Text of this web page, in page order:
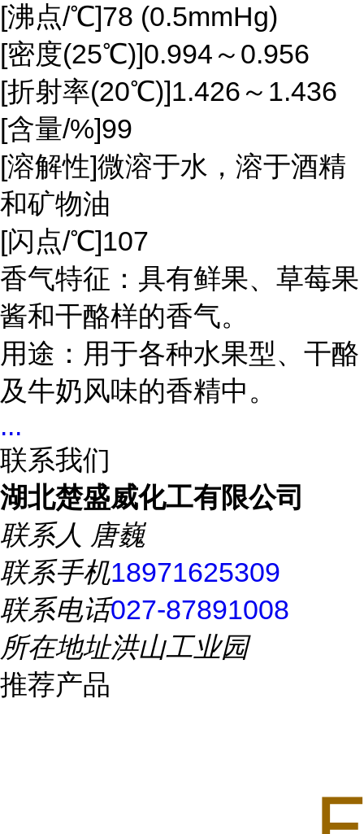
[沸点/℃]78 (0.5mmHg)
[密度(25℃)]0.994～0.956
[折射率(20℃)]1.426～1.436
[含量/%]99
[溶解性]微溶于水，溶于酒精
和矿物油
[闪点/℃]107
香气特征：具有鲜果、草莓果
酱和干酪样的香气。
用途：用于各种水果型、干酪
及牛奶风味的香精中。
...
联系我们
湖北楚盛威化工有限公司
联系人 唐巍
联系手机18971625309
联系电话027-87891008
所在地址洪山工业园
推荐产品